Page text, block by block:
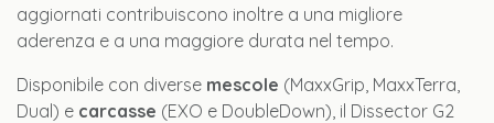
aggiornati contribuiscono inoltre a una migliore
aderenza e a una maggiore durata nel tempo.
Disponibile con diverse mescole (MaxxGrip, MaxxTerra,
Dual) e carcasse (EXO e DoubleDown), il Dissector G2